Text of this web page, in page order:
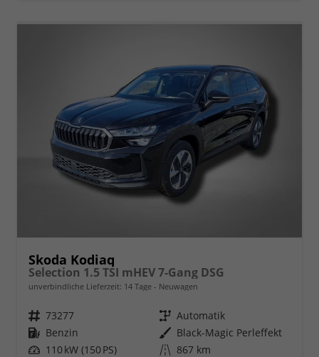
Skoda Kodiaq
Selection 1.5 TSI mHEV 7-Gang DSG
unverbindliche Lieferzeit: 14 Tage Neuwagen
Fahrzeugnr. 73277 Getriebe Automatik
Kraftstoff Benzin Außenfarbe Black-Magic Perleffekt
Leistung 110 kW (150 PS) Kilometerstand 867 km